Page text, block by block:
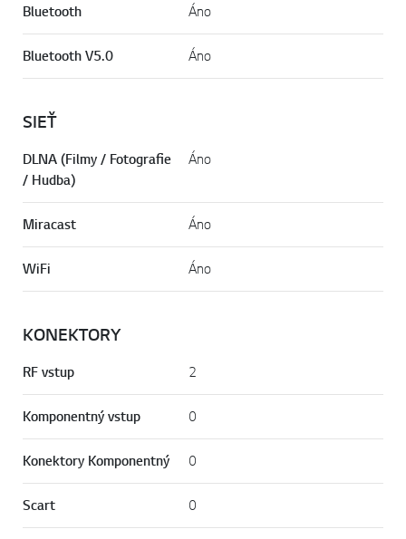
Bluetooth Áno
Bluetooth V5.0 Áno
SIEŤ
DLNA (Filmy / Fotografie
/ Hudba)
Áno
Miracast Áno
WiFi Áno
KONEKTORY
RF vstup 2
Komponentný vstup 0
Konektory Komponentný 0
Scart 0